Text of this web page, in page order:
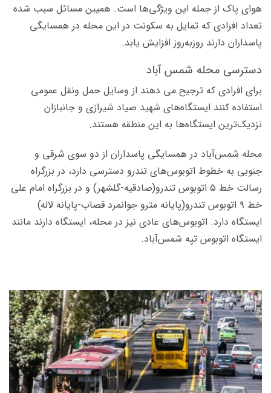
هوای پاک از جمله این ویژگی‌ها است. همیبن مسائل سبب شده
تعداد افرادی که تمایل به سکونت در این محله در همسایگی
پاسداران دارند روزبه‌روز افزایش یابد.
دسترسی محله شمس آباد
برای افرادی که ترجیح می دهند از وسایل حمل ونقل عمومی
استفاده کنند ایستگاه‌های شهید صیاد شیرازی و جانبازان
نزدیک‌ترین ایستگاه‌ها به این منطقه هستند.
محله شمس‌آباد در همسایگی پاسداران از دو سوی شرقی و
جنوبی به خطوط اتوبوس‌های تندرو دسترسی دارد، در بزرگراه
رسالت خط ۵ اتوبوس تندرو(صادقیه-گلشهر) و در بزرگراه امام علی
خط ۹ اتوبوس تندرو(پایانه مترو جوانمرد قصاب-پایانه لاله)
ایستگاه‌ دارد. اتوبوس‌های عادی نیز در محله، ایستگاه دارند مانند
ایستگاه اتوبوس تپه شمس‌آباد.